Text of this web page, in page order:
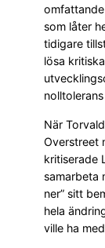
som låter
tidigare
lösa
När
Overstreet
kritiserade
samarbeta
ner” sitt
hela
ville ha